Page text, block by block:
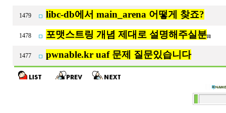
1479 libc-db에서 main_arena 어떻게 찾죠?
1478 포맷스트링 개념 제대로 설명해주실분[1]
1477 pwnable.kr uaf 문제 질문있습니다